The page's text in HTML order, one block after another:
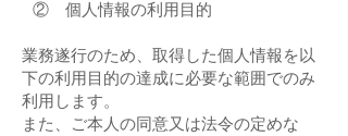
② 個人情報の利用目的
業務遂行のため、取得した個人情報を以
下の利用目的の達成に必要な範囲でのみ
利用します。
また、ご本人の同意又は法令の定めな